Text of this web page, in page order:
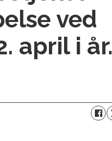
ved
april i år.